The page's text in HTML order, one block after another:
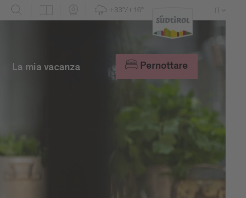
+33°/+16° IT
EN
La mia vacanza Pernottare